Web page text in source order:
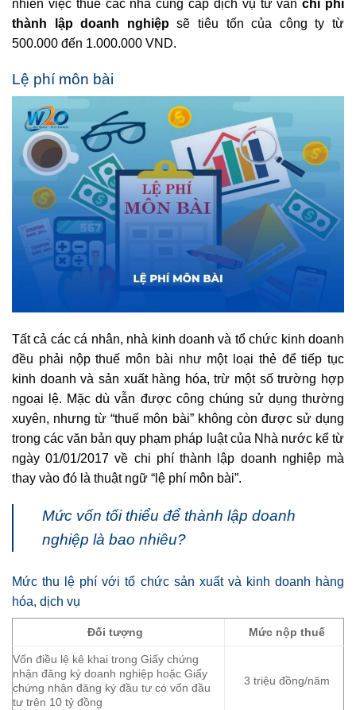
nhiên việc thuê các nhà cung cấp dịch vụ tư vấnchi phí
thành lập doanh nghiệpsẽ tiêu tốn của công ty từ
500.000 đến 1.000.000 VND.
Lệ phí môn bài
Tất cả các cá nhân, nhà kinh doanh và tổ chức kinh doanh
đều phải nộp thuế môn bài như một loại thẻ để tiếp tục
kinh doanh và sản xuất hàng hóa, trừ một số trường hợp
ngoại lệ. Mặc dù vẫn được công chúng sử dụng thường
xuyên, nhưng từ “thuế môn bài” không còn được sử dụng
trong các văn bản quy phạm pháp luật của Nhà nước kể từ
ngày 01/01/2017 về chi phí thành lập doanh nghiệp mà
thay vào đó là thuật ngữ “lệ phí môn bài”.
Mức vốn tối thiểu để thành lập doanh
nghiệp là bao nhiêu?
Mức thu lệ phí với tổ chức sản xuất và kinh doanh hàng
hóa, dịch vụ
Đối tượng Mức nộp thuế
Vốn điều lệ kê khai trong Giấy chứng
nhận đăng ký doanh nghiệp hoặc Giấy
chứng nhận đăng ký đầu tư có vốn đầu
tư trên 10 tỷ đồng
3 triệu đồng/năm